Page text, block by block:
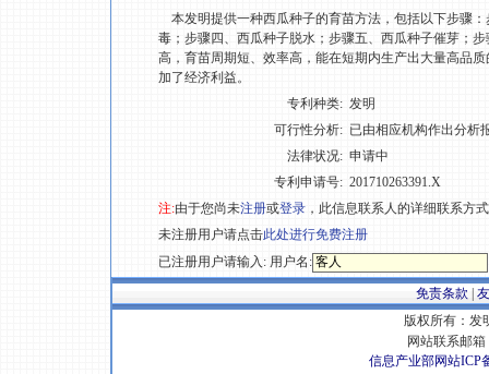
本发明提供一种西瓜种子的育苗方法，包括以下步骤
毒；步骤四、西瓜种子脱水；步骤五、西瓜种子催芽；
高，育苗周期短、效率高，能在短期内生产出大量高品
加了经济利益。
专利种类: 发明
可行性分析: 已由相应机构作出分析
法律状况: 申请中
专利申请号: 201710263391.X
注:由于您尚未注册或登录 ，此信息联系人的详细联系方
未注册用户请点击此处进行免费注册
已注册用户请输入: 用户名:
免责条款
版权所有：发
网站联系邮箱
信息产业部网站ICP